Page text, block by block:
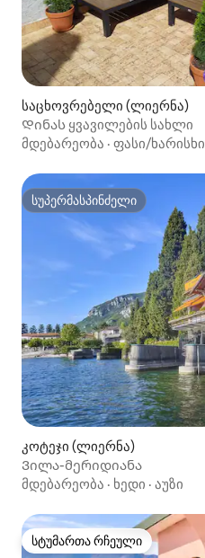
საცხოვრებელი (ლიერნა)
Დინას ყვავილების სახლი
მდებარეობა · ფასი/ხარისხი
სუპერმასპინძელი
სუპერმასპინძელი
კოტეჯი (ლიერნა)
Ვილა-მერიდიანა
მდებარეობა · ხედი · აუზი
სტუმართა რჩეული
სტუმართა რჩეული